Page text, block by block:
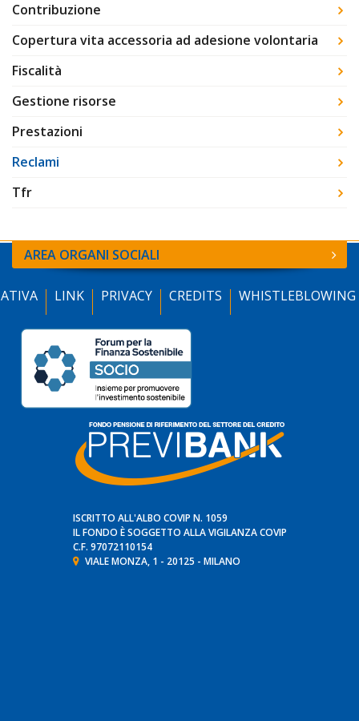
Contribuzione
Copertura vita accessoria ad adesione volontaria
Fiscalità
Gestione risorse
Prestazioni
Reclami
Tfr
ISCRITTO ALL'ALBO COVIP N. 1059
IL FONDO È SOGGETTO ALLA VIGILANZACOVIP
C.F. 97072110154
VIALE MONZA, 1 - 20125 - MILANO
AREA ORGANI SOCIALI
LINK PRIVACY CREDITS WHISTLEBLOWING